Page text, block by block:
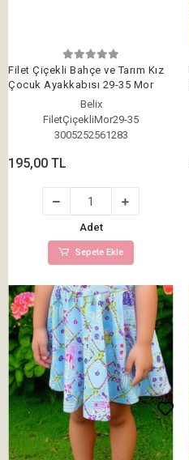
Filet Çiçekli Bahçe ve Tarım Kız
Çocuk Ayakkabısı 29-35 Mor
Belix
FiletÇiçekliMor29-35
3005252561283
195,00 TL
Adet
Sepete Ekle